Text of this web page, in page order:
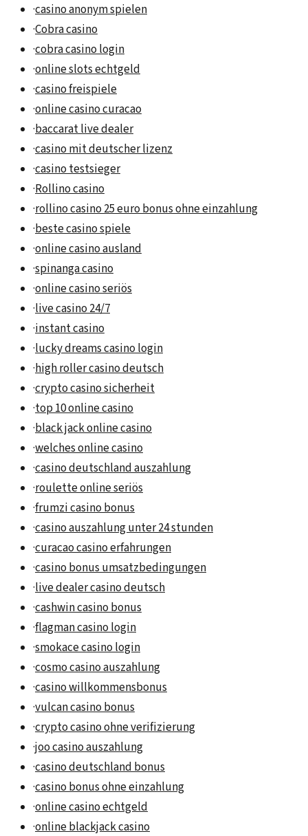
·casino anonym spielen
·Cobra casino
·cobra casino login
·online slots echtgeld
·casino freispiele
·online casino curacao
·baccarat live dealer
·casino mit deutscher lizenz
·casino testsieger
·Rollino casino
·rollino casino 25 euro bonus ohne einzahlung
·beste casino spiele
·online casino ausland
·spinanga casino
·online casino seriös
·live casino 24/7
·instant casino
·lucky dreams casino login
·high roller casino deutsch
·crypto casino sicherheit
·top 10 online casino
·black jack online casino
·welches online casino
·casino deutschland auszahlung
·roulette online seriös
·frumzi casino bonus
·casino auszahlung unter 24 stunden
·curacao casino erfahrungen
·casino bonus umsatzbedingungen
·live dealer casino deutsch
·cashwin casino bonus
·flagman casino login
·smokace casino login
·cosmo casino auszahlung
·casino willkommensbonus
·vulcan casino bonus
·crypto casino ohne verifizierung
·joo casino auszahlung
·casino deutschland bonus
·casino bonus ohne einzahlung
·online casino echtgeld
·online blackjack casino